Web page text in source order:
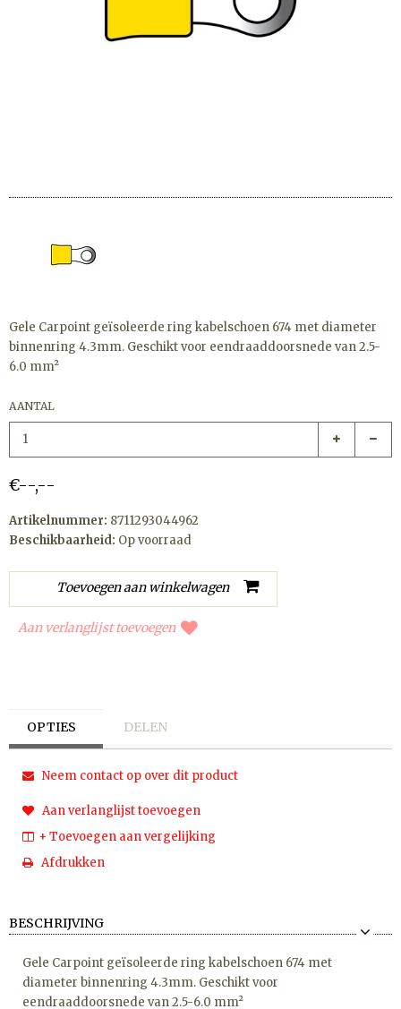
Gele Carpoint geïsoleerde ring kabelschoen 674 met diameter
binnenring 4.3mm. Geschikt voor eendraaddoorsnede van 2.5-
6.0 mm²
AANTAL
€--,--
Artikelnummer: 8711293044962
Beschikbaarheid: Op voorraad
Aan verlanglijst toevoegen
OPTIES DELEN
Neem contact op over dit product
Aan verlanglijst toevoegen
+ Toevoegen aan vergelijking
Afdrukken
BESCHRIJVING
Gele Carpoint geïsoleerde ring kabelschoen 674 met
diameter binnenring 4.3mm. Geschikt voor
eendraaddoorsnede van 2.5-6.0 mm²